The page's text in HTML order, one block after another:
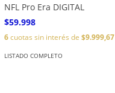
NFL Pro Era DIGITAL
$59.998
6cuotas sin interés de$9.999,67
LISTADO COMPLETO